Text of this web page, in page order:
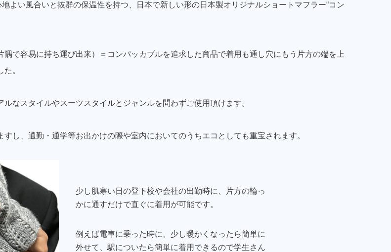
よい風合いと抜群の保温性を持つ、日本で新しい形の日本製オリジナルショートマフラー“コン
で容易に持ち運び出来）＝コンパッカブルを追求した商品で着用も通し穴にもう片方の端を上
。
なスタイルやスーツスタイルとジャンルを問わずご使用頂けます。
し、通勤・通学等お出かけの際や室内においてのうちエコとしても重宝されます。
少し肌寒い日の登下校や会社の出勤時に、片方の輪っ
かに通すだけで直ぐに着用が可能です。
例えば電車に乗った時に、少し暖かくなったら簡単に
外せて、駅についたら簡単に着用できるので学生さん